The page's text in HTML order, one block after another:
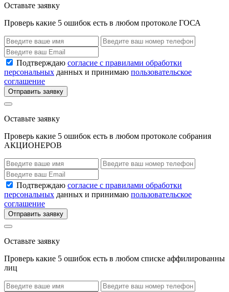
Оставьте заявку
Проверь какие 5 ошибок есть в любом протоколе ГОСА
Подтверждаю согласие с правилами обработки
персональных данных и принимаю пользовательское
соглашение
Отправить заявку
Оставьте заявку
Проверь какие 5 ошибок есть в любом протоколе собрания
АКЦИОНЕРОВ
Подтверждаю согласие с правилами обработки
персональных данных и принимаю пользовательское
соглашение
Отправить заявку
Оставьте заявку
Проверь какие 5 ошибок есть в любом списке аффилированны
лиц